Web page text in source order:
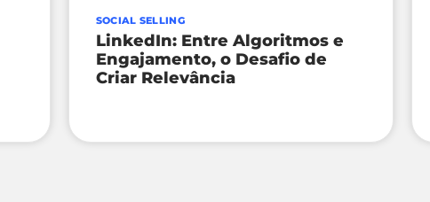
SOCIAL SELLING
LinkedIn: Entre Algoritmos e
Engajamento, o Desafio de
Criar Relevância